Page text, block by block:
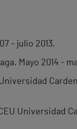
- julio 2013.
Mayo 2014 -
Universidad